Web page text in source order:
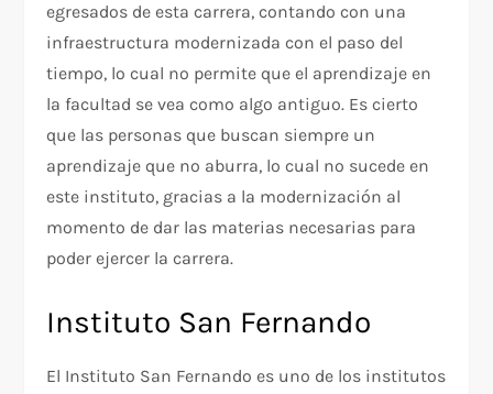
egresados de esta carrera, contando con una
infraestructura modernizada con el paso del
tiempo, lo cual no permite que el aprendizaje en
la facultad se vea como algo antiguo. Es cierto
que las personas que buscan siempre un
aprendizaje que no aburra, lo cual no sucede en
este instituto, gracias a la modernización al
momento de dar las materias necesarias para
poder ejercer la carrera.
Instituto San Fernando
El Instituto San Fernando es uno de los institutos